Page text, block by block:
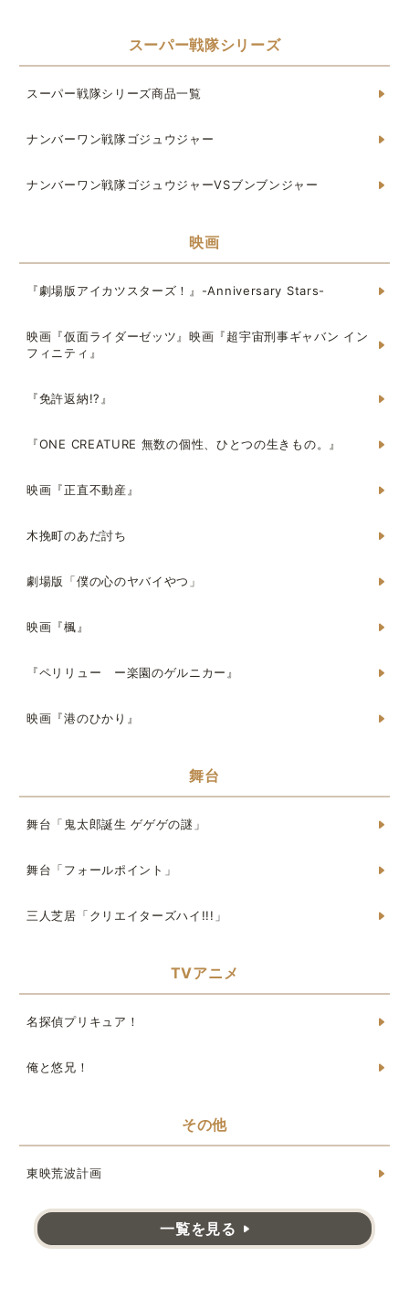
スーパー戦隊シリーズ
スーパー戦隊シリーズ商品一覧
ナンバーワン戦隊ゴジュウジャー
ナンバーワン戦隊ゴジュウジャーVSブンブンジャー
映画
『劇場版アイカツスターズ！』-Anniversary Stars-
映画『仮面ライダーゼッツ』映画『超宇宙刑事ギャバン イン
フィニティ』
『免許返納!?』
『ONE CREATURE 無数の個性、ひとつの生きもの。』
映画『正直不動産』
木挽町のあだ討ち
劇場版「僕の心のヤバイやつ」
映画『楓』
『ペリリュー ー楽園のゲルニカー』
映画『港のひかり』
舞台
舞台「鬼太郎誕生 ゲゲゲの謎」
舞台「フォールポイント」
三人芝居「クリエイターズハイ!!!」
TVアニメ
名探偵プリキュア！
俺と悠兄！
その他
東映荒波計画
一覧を見る